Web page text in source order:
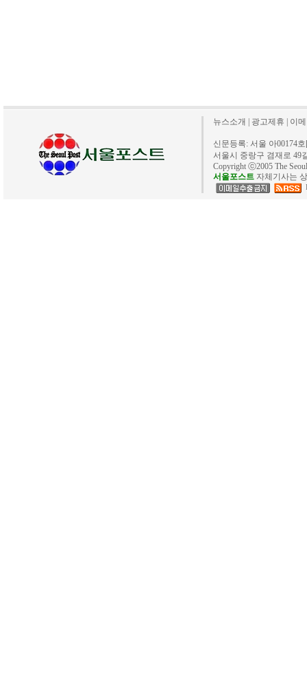
뉴스소개 광고제휴 이
신문등록: 서울 아00174
서울시 중랑구 겸재로 49
Copyright ⓒ2005 The
서울포스트 자체기사는